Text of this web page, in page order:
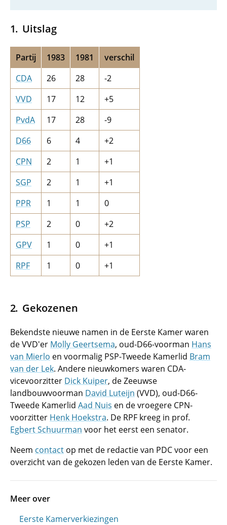
Uitslag
Partij 1983 1981
verschil
CDA
26 28
-2
VVD
17 12
+5
PvdA
17 28
-9
D66
6 4
+2
CPN
2 1
+1
SGP
2 1
+1
PPR
1 1
0
PSP
2 0
+2
GPV
1 0
+1
RPF
1 0 +1
Gekozenen
Bekendste nieuwe namen in de Eerste Kamer waren
de VVD'er Molly Geertsema, oud-D66-voorman Hans
van Mierlo en voormalig PSP-Tweede Kamerlid Bram
van der Lek. Andere nieuwkomers waren CDA-
vicevoorzitter Dick Kuiper, de Zeeuwse
landbouwvoorman David Luteijn (VVD), oud-D66-
Tweede Kamerlid Aad Nuis en de vroegere CPN-
voorzitter Henk Hoekstra. De RPF kreeg in prof.
Egbert Schuurman voor het eerst een senator.
Neem contact op met de redactie van PDC voor een
overzicht van de gekozen leden van de Eerste Kamer.
Meer over
Eerste Kamerverkiezingen